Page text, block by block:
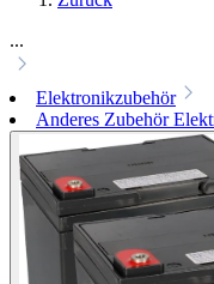
...
Elektronikzubehör
Anderes Zubehör